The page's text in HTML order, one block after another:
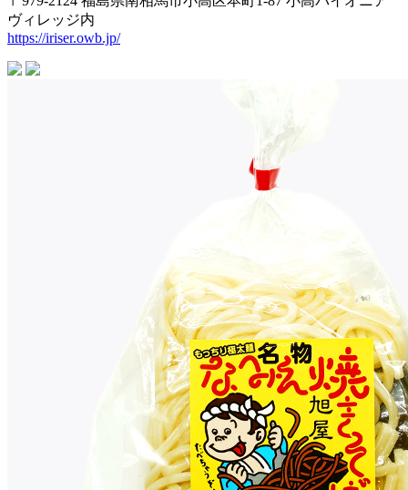
ヴィレッジ内
https://iriser.owb.jp/